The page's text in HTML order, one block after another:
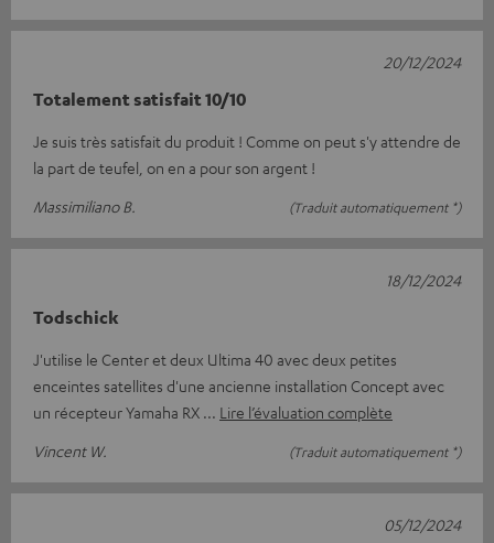
Totalement satisfait 10/10
Je suis très satisfait du produit ! Comme on peut s'y attendre de
la part de teufel, on en a pour son argent !
Massimiliano B.
(Traduit automatiquement *)
20/12/2024
Todschick
J'utilise le Center et deux Ultima 40 avec deux petites
enceintes satellites d'une ancienne installation Concept avec
un récepteur Yamaha RX
Lire l’évaluation complète
Vincent W.
(Traduit automatiquement *)
18/12/2024
05/12/2024